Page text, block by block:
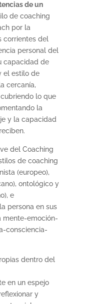
de un
de coaching
por la
corrientes del
personal del
capacidad de
el estilo de
cercanía,
lo que
la
y la capacidad
del Coaching
de coaching
(europeo),
ontológico y
e
persona en sus
mente-emoción-
consciencia-
dentro del
en un espejo
y